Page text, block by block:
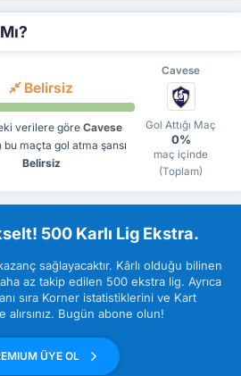
Cavese
Belirsiz
verilere göre Cavese
bu maçta gol atma şansı
Belirsiz
Gol Attığı Maç
0%
maç içinde
(Toplam)
500 Karlı Lig Ekstra.
sağlayacaktır. Kârlı olduğu bilinen
az takip edilen 500 ekstra lig. Ayrıca
sıra Korner istatistiklerini ve Kart
alırsınız. Bugün abone olun!
ÜYE OL